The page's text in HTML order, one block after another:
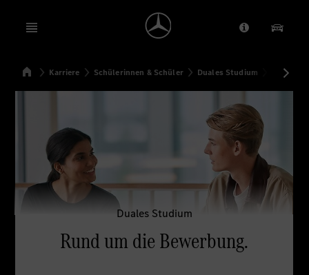
Open menu Anbieter/
SuchenStartseite
Karriere Schülerinnen & Schüler Duales Studium Rund
Duales Studium
Rund um die Bewerbung.